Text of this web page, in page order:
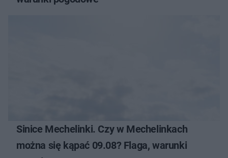
Sinice Mechelinki. Czy w Mechelinkach
można się kąpać 09.08? Flaga, warunki